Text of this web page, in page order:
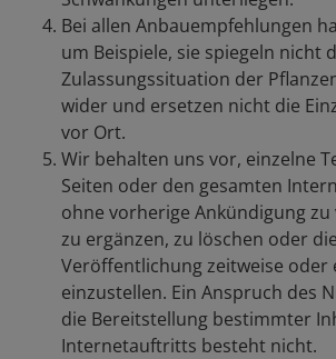
Bei allen Anbauempfehlungen
um Beispiele, sie spiegeln nicht
Zulassungssituation der
wider und ersetzen nicht die
vor Ort.
Wir behalten uns vor, einzelne
Seiten oder den gesamten
ohne vorherige Ankündigung
zu ergänzen, zu löschen oder die
Veröffentlichung zeitweise oder
einzustellen. Ein Anspruch des
die Bereitstellung bestimmter
Internetauftritts besteht nicht.